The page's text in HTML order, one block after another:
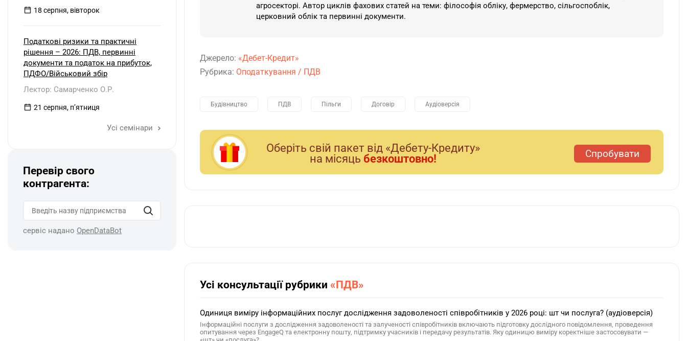
агросекторі. Автор циклів фахових статей на теми: філософія обліку, фермерство, сільгоспоблік,
церковний облік та первинні документи.
Джерело: «Дебет-Кредит»
Рубрика: Оподаткування / ПДВ
Будівництво ПДВ Пільги Договір Аудіоверсія
Оберiть свiй пакет вiд «Дебету-Кредиту»
на мiсяць безкоштовно! Спробувати
Усі консультації рубрики «ПДВ»
Одиниця виміру інформаційних послуг дослідження задоволеності співробітників у 2026 році: шт чи послуга? (аудіоверсія)
Інформаційні послуги з дослідження задоволеності та залученості співробітників включають підготовку дослідного повідомлення, проведення
опитування через EngageQ та електронну пошту, підтримку учасників і передачу результатів. Яку одиницю виміру коректніше застосовувати —
18 серпня, вівторок
Податкові ризики та практичні
рішення – 2026: ПДВ, первинні
документи та податок на прибуток,
ПДФО/Військовий збір
Лектор: Самарченко О.Р.
21 серпня, пʼятниця
Усі семінари
Перевір свого
контрагента:
сервіс надано OpenDataBot